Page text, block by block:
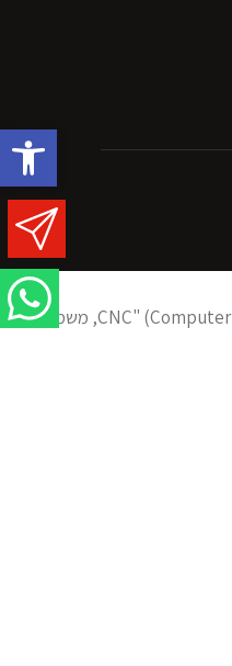
פתח
עיבוד שבבי הוא תחום הנדסי עיקרי העוסק בעיצוב וייצור רכיבים מדויקים מחומרי גלם שונים, תוך הסרת שבבים מהחומר. תהליך זה, המכונה "עיבוד שבבי CNC" (Computer Numerical Control), משמש